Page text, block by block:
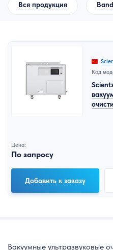
Вся продукция
Код
Цена:
По запросу
Добавить к заказу
Вакуумные ультразвуковые